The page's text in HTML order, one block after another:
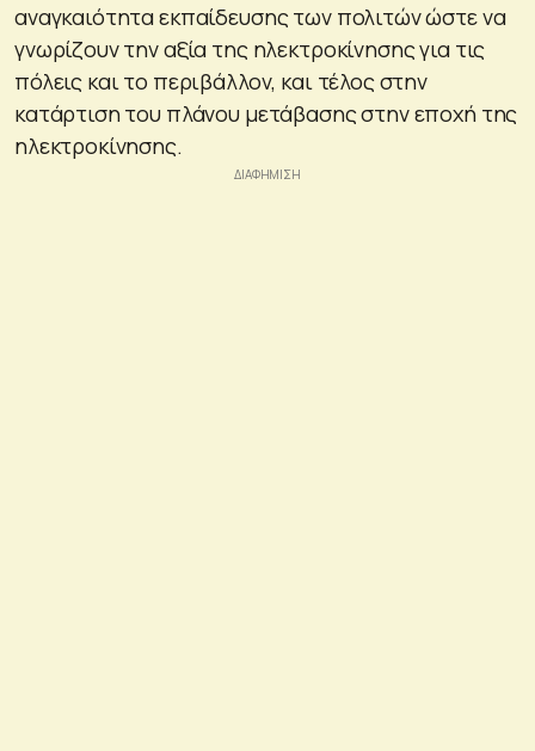
αναγκαιότητα εκπαίδευσης των πολιτών ώστε να
γνωρίζουν την αξία της ηλεκτροκίνησης για τις
πόλεις και το περιβάλλον, και τέλος στην
κατάρτιση του πλάνου μετάβασης στην εποχή της
ηλεκτροκίνησης.